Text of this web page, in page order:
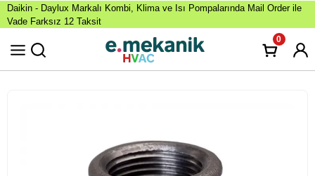
Daikin - Daylux Markalı Kombi, Klima ve Isı Pompalarında Mail Order ile
Vade Farksız 12 Taksit
0